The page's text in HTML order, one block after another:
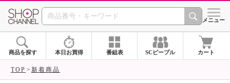
SHOP CHANNEL シメニュー
商品を探す 本日お買得 番組表 SCピープル カート
TOP 新着商品